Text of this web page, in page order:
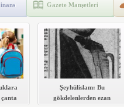
GÜÇLÜKLER
İLE İLGİLİ KAYNAK KİTAP LİSTESİ
Gazete Manşetleri
Şeyhülislam: Bu
gökdelenlerden ezan